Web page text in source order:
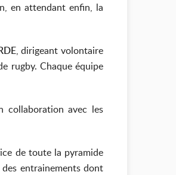
en attendant enfin, la
, dirigeant volontaire
rugby. Chaque équipe
collaboration avec les
de toute la pyramide
entrainements dont